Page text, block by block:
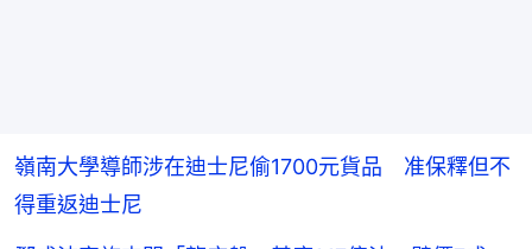
嶺南大學導師涉在迪士尼偷1700元貨品 准保釋但不
得重返迪士尼